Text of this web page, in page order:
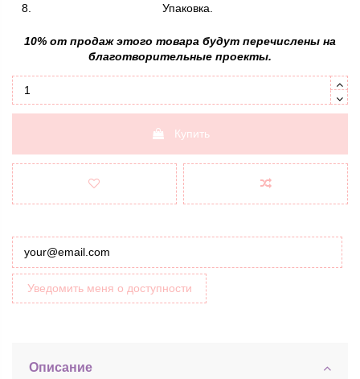
Упаковка.
10% от продаж этого товара будут перечислены на
благотворительные проекты.
Купить
Уведомить меня о доступности
Описание